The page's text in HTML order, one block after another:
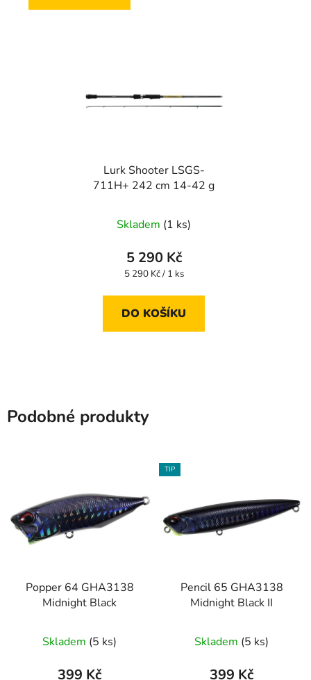
Lurk Shooter LSGS-
711H+ 242 cm 14-42 g
Skladem (1 ks)
5 290 Kč
Měrná
5 290 Kč / 1 ks
DO KOŠÍKU
Podobné produkty
Popper 64 GHA3138
Midnight Black
Skladem (5 ks)
399 Kč
TIP
Pencil 65 GHA3138
Midnight Black II
Skladem (5 ks)
399 Kč